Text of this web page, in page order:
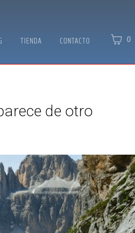
TIENDA CONTACTO 0
de otro